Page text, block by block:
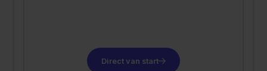
Direct van start